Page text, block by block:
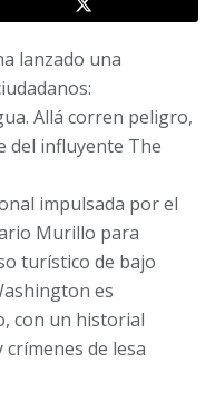
lanzado una
Allá corren peligro,
del influyente The
impulsada por el
Murillo para
turístico de bajo
es
con un historial
de lesa